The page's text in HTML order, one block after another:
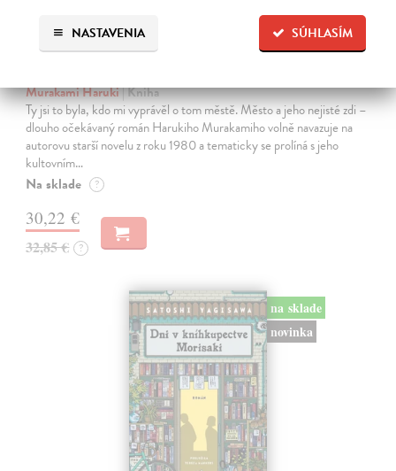
SÚHLASÍM
NASTAVENIA
Murakami Haruki| Kniha
Ty jsi to byla, kdo mi vyprávěl o tom městě. Město a jeho nejisté zdi –
dlouho očekávaný román Harukiho Murakamiho volně navazuje na
autorovu starší novelu z roku 1980 a tematicky se prolíná s jeho
kultovním…
Na sklade ?
30,22 €
32,85 € ?
na sklade
novinka